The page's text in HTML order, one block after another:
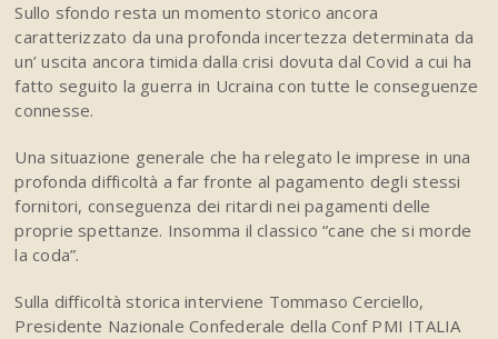
Sullo sfondo resta un momento storico ancora
caratterizzato da una profonda incertezza determinata da
un’ uscita ancora timida dalla crisi dovuta dal Covid a cui ha
fatto seguito la guerra in Ucraina con tutte le conseguenze
connesse.
Una situazione generale che ha relegato le imprese in una
profonda difficoltà a far fronte al pagamento degli stessi
fornitori, conseguenza dei ritardi nei pagamenti delle
proprie spettanze. Insomma il classico “cane che si morde
la coda”.
Sulla difficoltà storica interviene Tommaso Cerciello,
Presidente Nazionale Confederale della Conf PMI ITALIA